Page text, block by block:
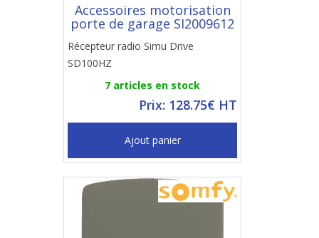
Accessoires motorisation
porte de garage SI2009612
Récepteur radio Simu Drive
SD100HZ
7 articles en stock
Prix: 128.75€ HT
Ajout panier